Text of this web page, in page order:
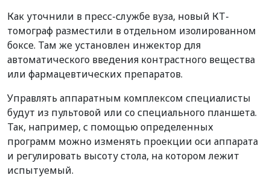
Как уточнили в пресс-службе вуза, новый КТ-
томограф разместили в отдельном изолированном
боксе. Там же установлен инжектор для
автоматического введения контрастного вещества
или фармацевтических препаратов.
Управлять аппаратным комплексом специалисты
будут из пультовой или со специального планшета.
Так, например, с помощью определенных
программ можно изменять проекции оси аппарата
и регулировать высоту стола, на котором лежит
испытуемый.